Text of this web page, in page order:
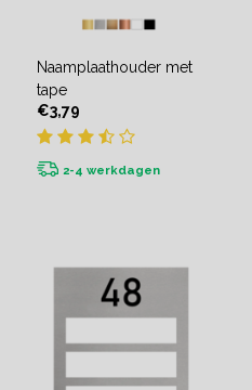
Naamplaathouder met
tape
€3,79
2-4 werkdagen